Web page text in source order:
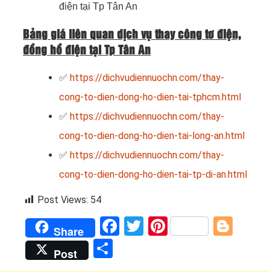
điện tại Tp Tân An
Bảng giá liên quan dịch vụ thay công tơ điện,
đồng hồ điện tại Tp Tân An
✅ https://dichvudiennuochn.com/thay-
cong-to-dien-dong-ho-dien-tai-tphcm.html
✅ https://dichvudiennuochn.com/thay-
cong-to-dien-dong-ho-dien-tai-long-an.html
✅ https://dichvudiennuochn.com/thay-
cong-to-dien-dong-ho-dien-tai-tp-di-an.html
Post Views: 54
Share Facebook
TwitterPinterest
Post